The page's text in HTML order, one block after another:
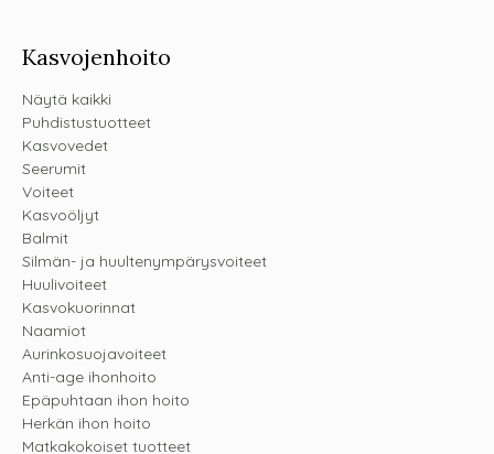
Kasvojenhoito
Näytä kaikki
Puhdistustuotteet
Kasvovedet
Seerumit
Voiteet
Kasvoöljyt
Balmit
Silmän- ja huultenympärysvoiteet
Huulivoiteet
Kasvokuorinnat
Naamiot
Aurinkosuojavoiteet
Anti-age ihonhoito
Epäpuhtaan ihon hoito
Herkän ihon hoito
Matkakokoiset tuotteet